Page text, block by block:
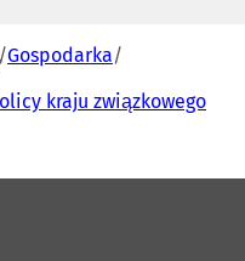
a
ę
Gospodarka
kraju związkowego